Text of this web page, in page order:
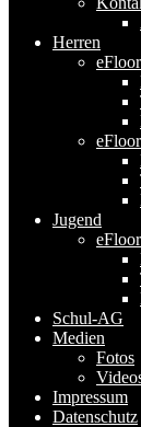
Herren
Jugend
Schul-AG
Medien
Fotos
Impressum
Datenschutz